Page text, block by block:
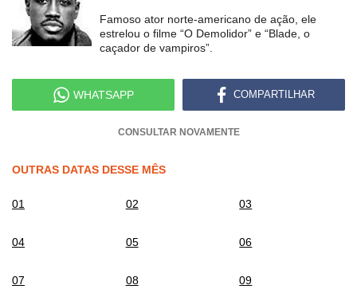
Famoso ator norte-americano de ação, ele
estrelou o filme “O Demolidor” e “Blade, o
caçador de vampiros”.
WHATSAPP COMPARTILHAR
CONSULTAR NOVAMENTE
OUTRAS DATAS DESSE MÊS
01 02 03
04 05 06
07 08 09